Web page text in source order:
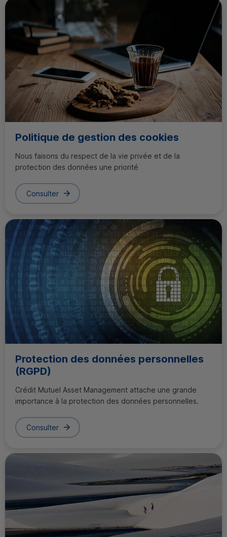
Politique de gestion des cookies
Nous faisons du respect de la vie privée et de la
protection des données une priorité
Consulter
Protection des données personnelles
(RGPD)
Crédit Mutuel Asset Management attache une grande
importance à la protection des données personnelles.
Consulter